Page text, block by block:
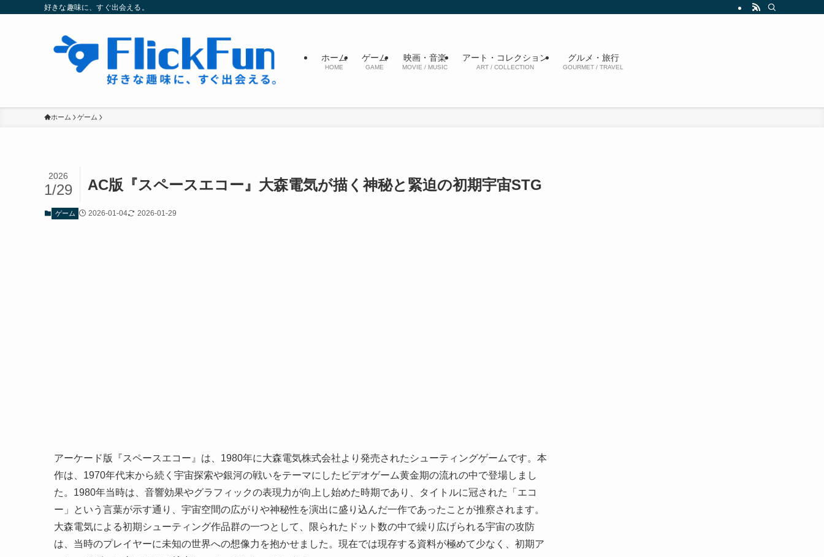
好きな趣味に、すぐ出会える。
ホーム
HOME
ゲーム
GAME
映画・音楽
MOVIE / MUSIC
アート・コレクション
ART / COLLECTION
グルメ・旅行
GOURMET / TRAVEL
ホーム ゲーム
AC版『スペースエコー』大森電気が描く神秘と緊迫の初期宇宙STG
2026
1/29
ゲーム 2026-01-04 2026-01-29
アーケード版『スペースエコー』は、1980年に大森電気株式会社より発売されたシューティングゲームです。本
作は、1970年代末から続く宇宙探索や銀河の戦いをテーマにしたビデオゲーム黄金期の流れの中で登場しまし
た。1980年当時は、音響効果やグラフィックの表現力が向上し始めた時期であり、タイトルに冠された「エコ
ー」という言葉が示す通り、宇宙空間の広がりや神秘性を演出に盛り込んだ一作であったことが推察されます。
大森電気による初期シューティング作品群の一つとして、限られたドット数の中で繰り広げられる宇宙の攻防
は、当時のプレイヤーに未知の世界への想像力を抱かせました。現在では現存する資料が極めて少なく、初期ア